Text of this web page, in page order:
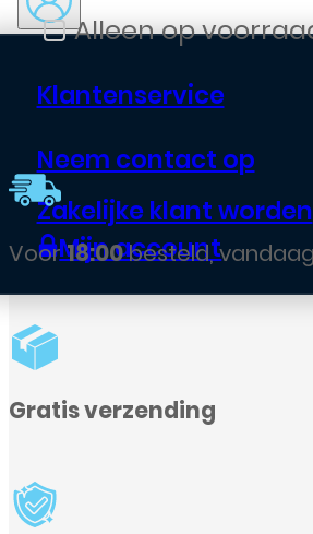
Klantenservice
Neem contact op
Zakelijke klant worden
Mijn account
Filter op voorraad